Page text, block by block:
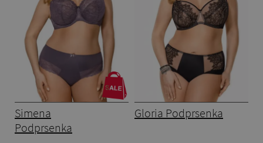
Simena
Podprsenka
Gloria Podprsenka